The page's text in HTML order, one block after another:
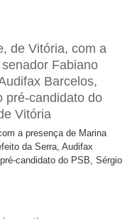
a presença de Marina
da Serra, Audifax
candidato do PSB, Sérgio